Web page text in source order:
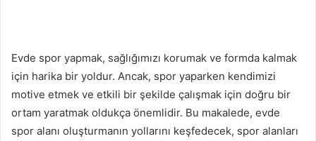
Evde spor yapmak, sağlığımızı korumak ve formda kalmak
için harika bir yoldur. Ancak, spor yaparken kendimizi
motive etmek ve etkili bir şekilde çalışmak için doğru bir
ortam yaratmak oldukça önemlidir. Bu makalede, evde
spor alanı oluşturmanın yollarını keşfedecek, spor alanları